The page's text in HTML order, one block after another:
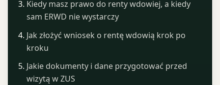
Kiedy masz prawo do renty wdowiej, a kiedy
sam ERWD nie wystarczy
Jak złożyć wniosek o rentę wdowią krok po
kroku
Jakie dokumenty i dane przygotować przed
wizytą w ZUS